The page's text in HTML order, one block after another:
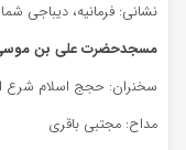
نشانی: فرمانیه، دیباجی
مسجدحضرت علی بن
سخنران: حجج اسلام شرع
مداح: مجتبی باقری